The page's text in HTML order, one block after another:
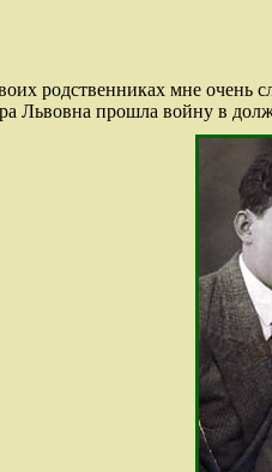
родственниках мне
Львовна прошла войну в